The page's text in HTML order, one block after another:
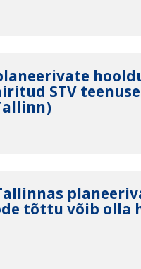
STV
tõttu võib olla